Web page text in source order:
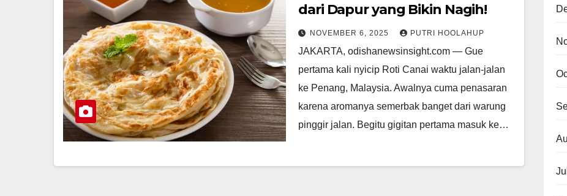
dari Dapur yang Bikin Nagih!
NOVEMBER 6, 2025 PUTRI HOOLAHUP
JAKARTA, odishanewsinsight.com — Gue
pertama kali nyicip Roti Canai waktu jalan-jalan
ke Penang, Malaysia. Awalnya cuma penasaran
karena aromanya semerbak banget dari warung
pinggir jalan. Begitu gigitan pertama masuk ke…